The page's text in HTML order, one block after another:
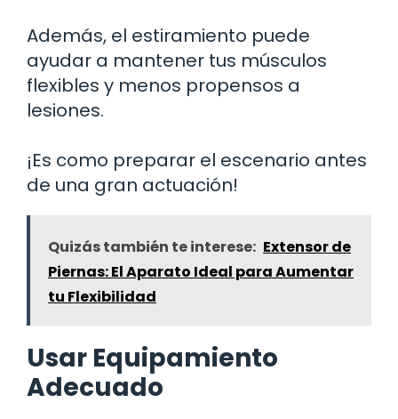
Además, el estiramiento puede
ayudar a mantener tus músculos
flexibles y menos propensos a
lesiones.
¡Es como preparar el escenario antes
de una gran actuación!
Quizás también te interese: Extensor de
Piernas: El Aparato Ideal para Aumentar
tu Flexibilidad
Usar Equipamiento
Adecuado